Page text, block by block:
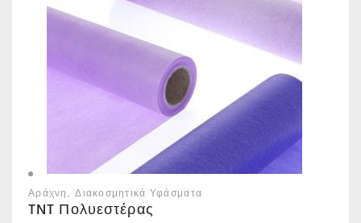
Αράχνη Διακοσμητικά Υφάσματα
TNT Πολυεστέρας